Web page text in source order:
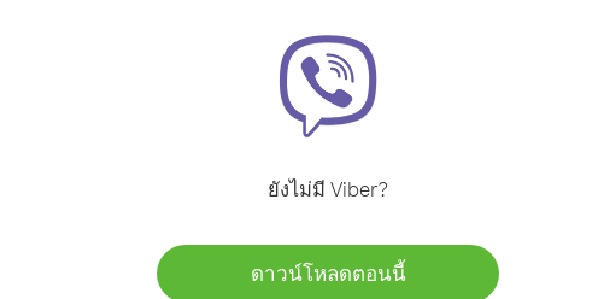
ยังไม่มี Viber?
ดาวน์โหลดตอนนี้